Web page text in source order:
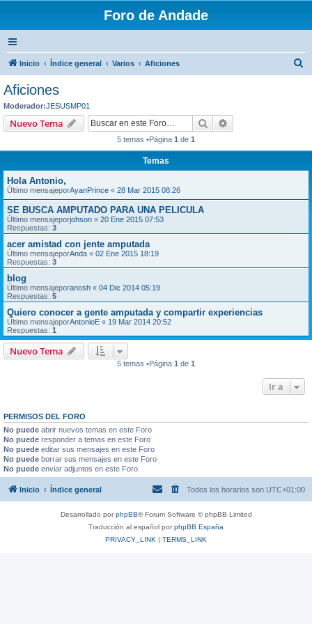
Foro de Andade
Inicio Índice general Varios Aficiones
Aficiones
Moderador:JESUSMP01
Nuevo Tema Buscar
5 temas •Página 1 de 1
Temas
Hola Antonio,
Último mensajeporAyanPrince « 28 Mar 2015 08:26
SE BUSCA AMPUTADO PARA UNA PELICULA
Último mensajeporjohson « 20 Ene 2015 07:53
Respuestas: 3
acer amistad con jente amputada
Último mensajeporAnda « 02 Ene 2015 18:19
Respuestas: 3
blog
Último mensajeporanosh « 04 Dic 2014 05:19
Respuestas: 5
Quiero conocer a gente amputada y compartir experiencias
Último mensajeporAntonioE « 19 Mar 2014 20:52
Respuestas: 1
Nuevo Tema
5 temas •Página 1 de 1
Ir a
PERMISOS DEL FORO
No puede abrir nuevos temas en este Foro
No puede responder a temas en este Foro
No puede editar sus mensajes en este Foro
No puede borrar sus mensajes en este Foro
No puede enviar adjuntos en este Foro
Inicio Índice general Todos los horarios son UTC+01:00
Desarrollado porphpBB® Forum Software © phpBB Limited
Traducción al español porphpBB España
PRIVACY_LINK | TERMS_LINK